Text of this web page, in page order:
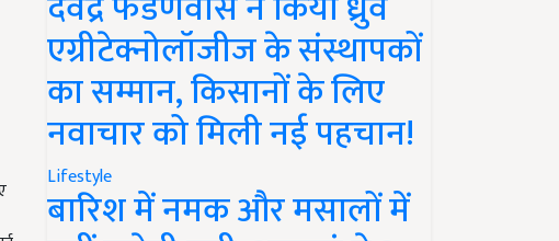
एग्रीटेक्नोलॉजीज के संस्थापकों
का सम्मान, किसानों के लिए
नवाचार को मिली नई पहचान!
Lifestyle
बारिश में नमक और मसालों में